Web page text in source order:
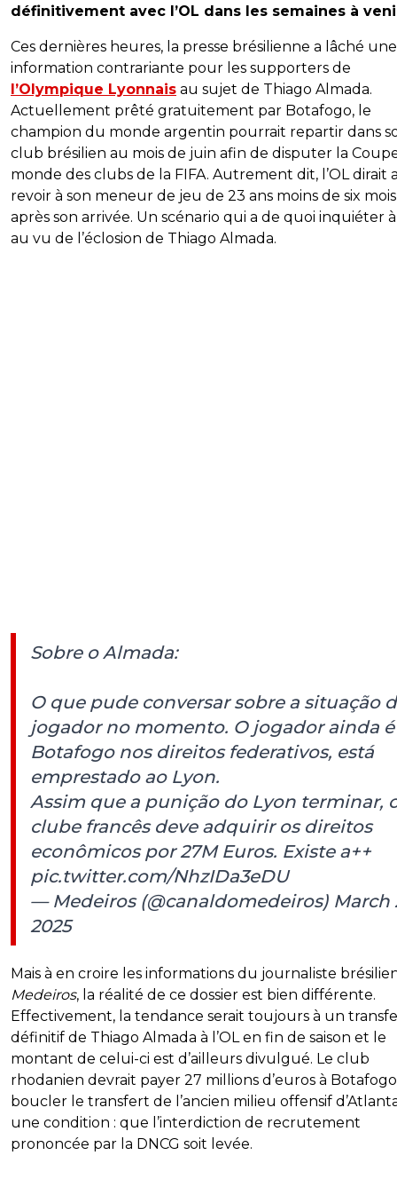
définitivement avec l’OL dans les semaines à
Ces dernières heures, la presse brésilienne a lâché une
information contrariante pour les supporters de
l’Olympique Lyonnais au sujet de Thiago Almada.
Actuellement prêté gratuitement par Botafogo, le
champion du monde argentin pourrait repartir dans
club brésilien au mois de juin afin de disputer la
monde des clubs de la FIFA. Autrement dit, l’OL dirait
revoir à son meneur de jeu de 23 ans moins de six mois
après son arrivée. Un scénario qui a de quoi inquiéter
au vu de l’éclosion de Thiago Almada.
Sobre o Almada:
O que pude conversar sobre a situação
jogador no momento. O jogador ainda
Botafogo nos direitos federativos, está
emprestado ao Lyon.
Assim que a punição do Lyon terminar,
clube francês deve adquirir os direitos
econômicos por 27M Euros. Existe a++
pic.twitter.com/NhzIDa3eDU
— Medeiros (@canaldomedeiros) March
2025
Mais à en croire les informations du journaliste
Medeiros, la réalité de ce dossier est bien différente.
Effectivement, la tendance serait toujours à un
définitif de Thiago Almada à l’OL en fin de saison et le
montant de celui-ci est d’ailleurs divulgué. Le club
rhodanien devrait payer 27 millions d’euros à
boucler le transfert de l’ancien milieu offensif
une condition : que l’interdiction de recrutement
prononcée par la DNCG soit levée.